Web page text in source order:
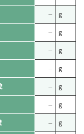
– g
– g
– g
– g
– g
– g
– g